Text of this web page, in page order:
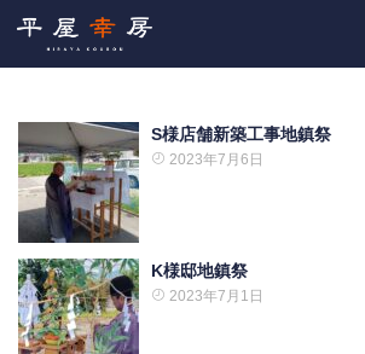
S様店舗新築工事地鎮祭
2023年7月6日
K様邸地鎮祭
2023年7月1日